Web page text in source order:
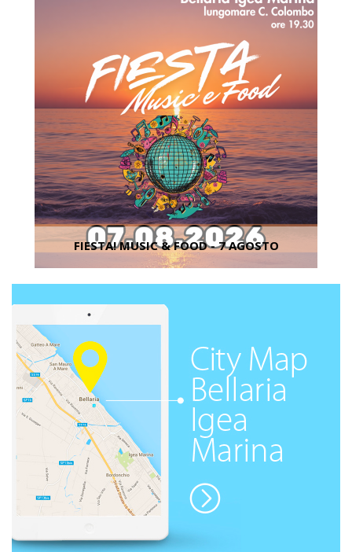
FIESTA! MUSIC & FOOD - 7 AGOSTO